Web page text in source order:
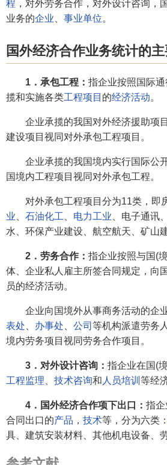
程 ，对外劳务合作，对外设计咨询，
业务的企业 事业单位。
国外经济合作业务统计的
1．承包工程： 指企业按照国际
揽和实施各类工程项目 的经济活动。
企业承揽的我国对外经济援助项
建设项目视同对外承包工程项目。
企业承揽的我国境内实行国际公
国境内工程项目视同对外承包工程。
对外承包工程项目分为11类，即
业
石油化工 电力工业 、电子通讯
水、环保产业建设、航空航天、矿山
2．劳务合作： 指企业按照与国(
体、企业私人雇主所签合同规定，向
员的经济活动。
企业向国境外从事商务活动的企
表处
办事处 公司 等机构派遣劳务
境内劳务项目视同劳务合作项目。
3．对外设计咨询： 指企业在国(
工程监理
技术咨询和 人员培训 等经
4．国外经济合作项下出口： 指
合同出口的产品 ， 技术等，分为六类：
具、建筑安装材料、其他机电设备、